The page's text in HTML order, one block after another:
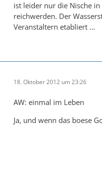
ist leider nur die Nische
reichwerden. Der
Veranstaltern etabliert ...
18. Oktober 2012 um 23:26
AW: einmal im Leben
Ja, und wenn das boese